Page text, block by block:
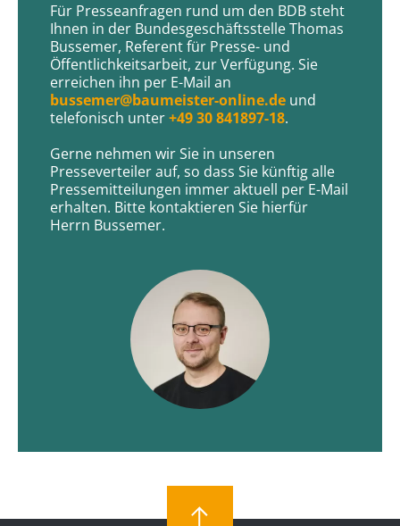
Für Presseanfragen rund um den BDB steht
Ihnen in der Bundesgeschäftsstelle Thomas
Bussemer, Referent für Presse- und
Öffentlichkeitsarbeit, zur Verfügung. Sie
erreichen ihn per E-Mail an
bussemer@baumeister-online.de und
telefonisch unter+49 30 841897-18.
Gerne nehmen wir Sie in unseren
Presseverteiler auf, so dass Sie künftig alle
Pressemitteilungen immer aktuell per E-Mail
erhalten. Bitte kontaktieren Sie hierfür
Herrn Bussemer.